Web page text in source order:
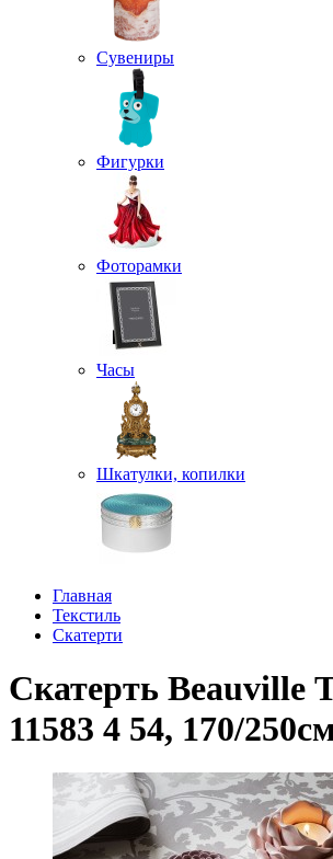
Сувениры
Фигурки
Фоторамки
Часы
Шкатулки, копилки
Главная
Текстиль
Скатерти
Скатерть Beauville
11583 4 54, 170/